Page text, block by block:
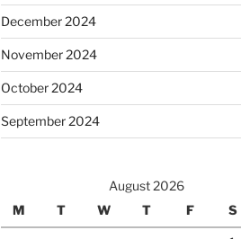
December 2024
November 2024
October 2024
September 2024
August 2026
M
T W T F S